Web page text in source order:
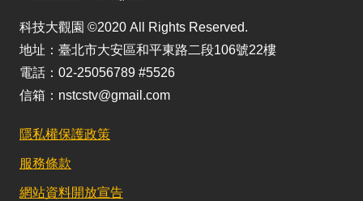
科技大觀園 ©2020 All Rights Reserved.
地址：臺北市大安區和平東路二段106號22樓
電話：02-25056789 #5526
信箱：nstcstv@gmail.com
隱私權保護政策
服務條款
網站資料開放宣告